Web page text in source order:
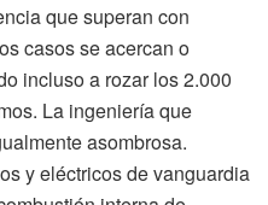
que superan con
casos se acercan o
incluso a rozar los 2.000
La ingeniería que
asombrosa.
y eléctricos de vanguardia